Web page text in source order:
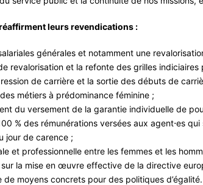
leurs revendications :
générales et notamment une
revalorisation et la refonte des grilles
de carrière et la sortie des débuts de
métiers à prédominance féminine ;
du versement de la garantie individuelle de
% des rémunérations versées aux agent⋅es
jour de carence ;
et professionnelle entre les femmes et les
la mise en œuvre effective de la directive
de moyens concrets pour des politiques d’égalité.